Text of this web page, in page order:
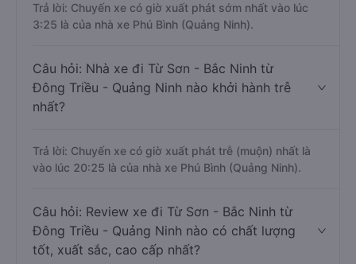
Trả lời: Chuyến xe có giờ xuất phát sớm nhất vào lúc
3:25 là của nhà xe Phú Bình (Quảng Ninh).
Câu hỏi: Nhà xe đi Từ Sơn - Bắc Ninh từ
Đông Triều - Quảng Ninh nào khởi hành trễ
nhất?
Trả lời: Chuyến xe có giờ xuất phát trễ (muộn) nhất là
vào lúc 20:25 là của nhà xe Phú Bình (Quảng Ninh).
Câu hỏi: Review xe đi Từ Sơn - Bắc Ninh từ
Đông Triều - Quảng Ninh nào có chất lượng
tốt, xuất sắc, cao cấp nhất?